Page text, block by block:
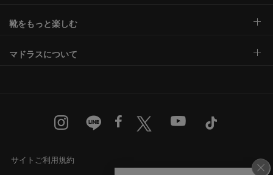
靴をもっと楽しむ
マドラスについて
サイトご利用規約